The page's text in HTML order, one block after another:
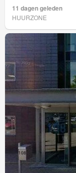
11 dagen geleden
HUURZONE